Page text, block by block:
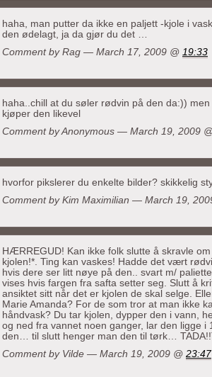
haha, man putter da ikke en paljett -kjole i
den ødelagt, ja da gjør du det …
Comment by Rag — March 17, 2009 @ 19:33
haha..chill at du søler rødvin på den da:))
kjøper den likevel
Comment by Anonymous — March 19, 2009
hvorfor pikslerer du enkelte bilder? skikkelig
Comment by Kim Maximilian — March 19,
HÆRREGUD! Kan ikke folk slutte å skravle
kjolen!*. Ting kan vaskes! Hadde det vært
hvis dere ser litt nøye på den.. svart m/
vises hvis fargen fra safta setter seg. Slutt å
ansiktet sitt når det er kjolen de skal selge.
Marie Amanda? For de som tror at man ikke
håndvask? Du tar kjolen, dypper den i vann,
og ned fra vannet noen ganger, lar den ligge i
den… til slutt henger man den til tørk…
Comment by Vilde — March 19, 2009 @ 23:47